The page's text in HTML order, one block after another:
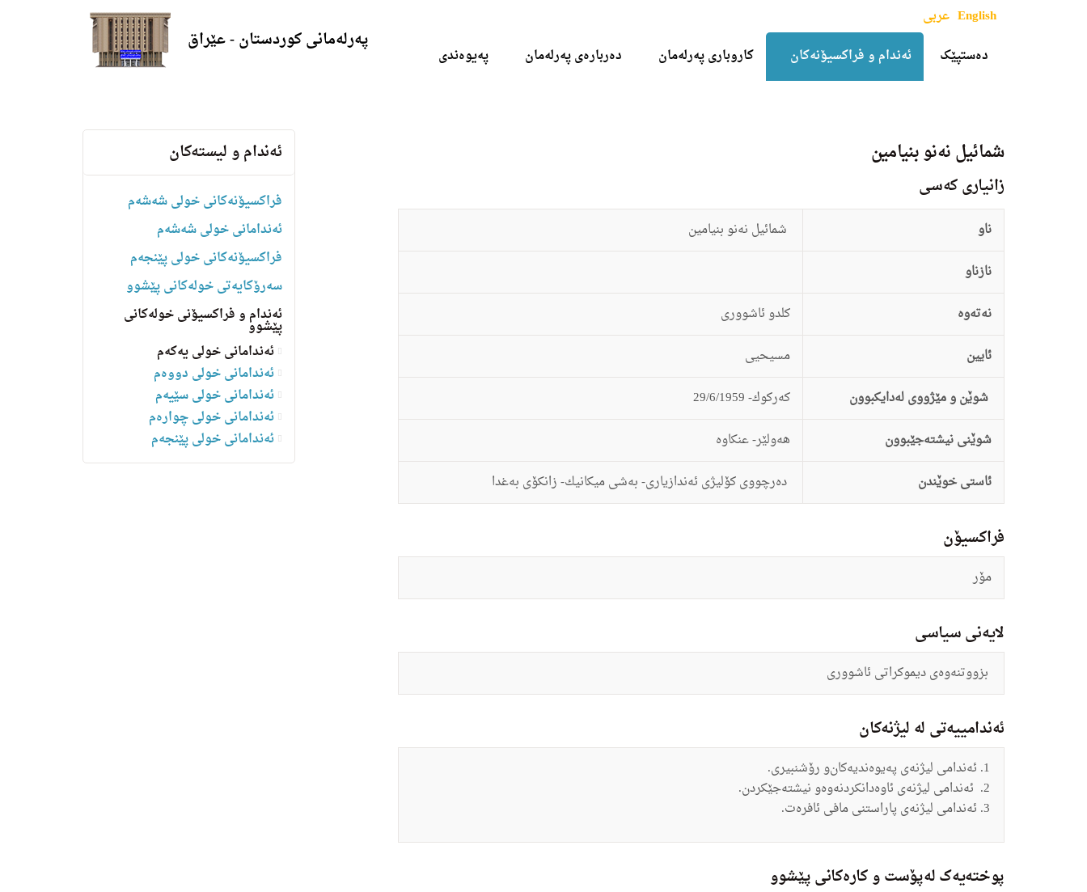
پەرلەمانی کوردستان - عێراق
دەستپێک ئەندام و فراکسیۆنەکان کاروباری پەرلەمان دەربارەی پەرلەمان پەیوەندی
English عربی
شمائیل نه‌نو بنیامین
زانيارى کەسی
ناو
شمائیل نه‌نو بنیامین
نازناو
نەتەوە
كلد‌و ئاشوورى
ئایین
مسیحیی
شوێن و مێژووی لەدایکبوون
كه‌ركوك- 29/6/1959
شوێنی نیشتەجێبوون
هه‌ولێر- عنكاوه‌
ئاستى خوێندن
ده‌رچووى كۆلیژى ئه‌ندازیارى- به‌شى میكانیك- زانكۆى به‌غدا
فراکسیۆن
مۆر
لایەنی سیاسی
بزووتنه‌وه‌ى دیموكراتى ئاشوورى
ئەندامییەتی لە لیژنەکان
ئەندامی لیژنه‌ى په‌یوه‌ندیه‌كان‌و رۆشنبیرى.
ئەندامی لیژنه‌ى ئاوه‌دانكردنه‌وه‌‌و نیشته‌جێكردن.
ئەندامی لیژنه‌ى پاراستنى مافى ئافره‌ت.
پوختەیەک لەپۆست و کارەکانی پێشوو
ئه‌ندام و لیسته‌كان
فراکسیۆنەکانی خولی شەشەم
ئەندامانی خولی شەشەم
فراکسیۆنەکانی خولی پێنجەم
سه‌رۆكایه‌تی خولەکانی پێشوو
ئەندام و فراکسیۆنی خولەکانی
پێشوو
ئەندامانی خولی یەکەم
ئەندامانی خولی دووەم
ئەندامانی خولی سێیەم
ئەندامانی خولی چوارەم
ئه‌ندامانی خولی پێنجەم